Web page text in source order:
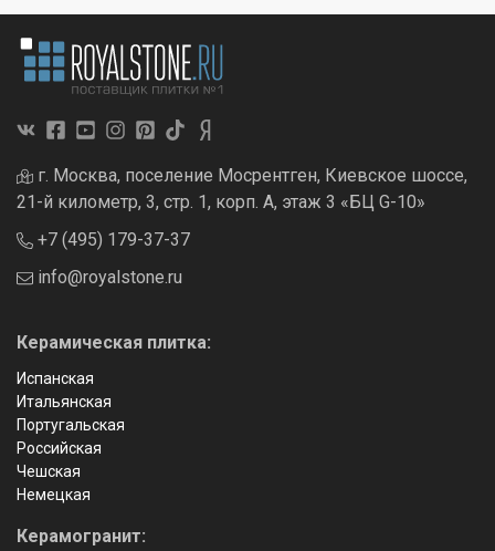
г. Москва, поселение Мосрентген, Киевское шоссе,
21-й километр, 3, стр. 1, корп. А, этаж 3 «БЦ G-10»
+7 (495) 179-37-37
info@royalstone.ru
Керамическая плитка:
Испанская
Итальянская
Португальская
Российская
Чешская
Немецкая
Керамогранит: